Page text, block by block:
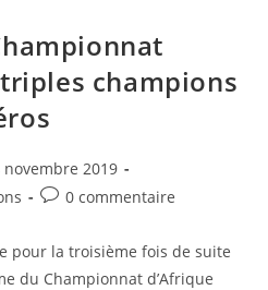
champions
novembre 2019
0 commentaire
pour la troisième fois de suite
du Championnat d’Afrique